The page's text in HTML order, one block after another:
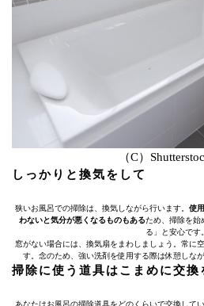
（C）
しっかりと換気をして
狭いお風呂での掃除は、換気しながら行います。 使
わないと気分が悪くなるものもあるため、掃除を始
る」と安心です。
窓がない場合には、換気扇をまわしましょう。常に
す。念のため、強い洗剤を使用する際は休憩しな
掃除に使う道具はこまめに交換
あなたはお風呂の掃除道具をどのくらいで交換して